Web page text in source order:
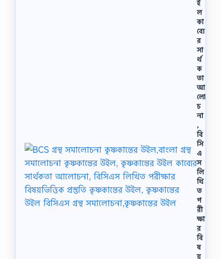
ই
ল
কা
ব্যে
র
সা
র্থ
ক
তা
আ
লো
চ
না
,
বি
সি
এ
স
লি
খি
ত
প
রী
ক্ষা
র
বি
ষ
য়